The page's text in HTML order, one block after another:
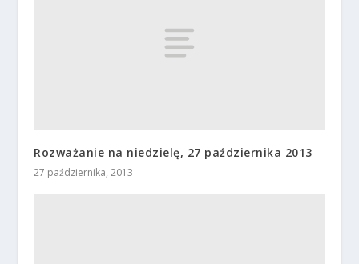
Rozważanie na niedzielę, 27 października 2013
27 października, 2013